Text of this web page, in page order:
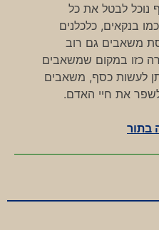
נוכל לבטל את כל
בנקאים, כלכלנים
משאבים גם רוב
כזו במקום שמשאבים
לעשות כסף, משאבים
לשפר את חיי האדם.
בתור